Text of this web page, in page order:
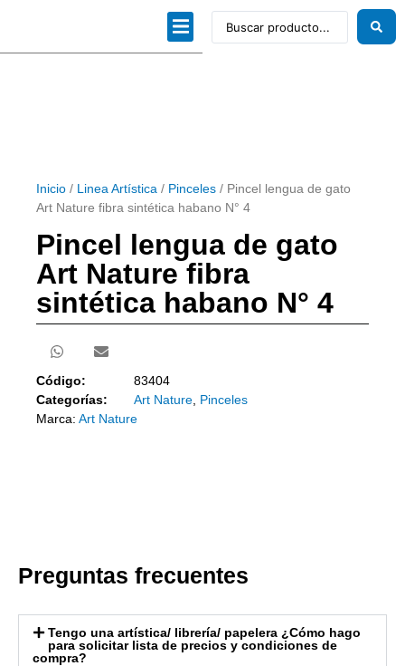
Inicio / Linea Artística / Pinceles / Pincel lengua de gato
Art Nature fibra sintética habano N° 4
Pincel lengua de gato
Art Nature fibra
sintética habano N° 4
Código:
83404
Categorías:
Art Nature Pinceles
Marca: Art Nature
Preguntas frecuentes
Tengo una artística/ librería/ papelera ¿Cómo hago
para solicitar lista de precios y condiciones de
compra?